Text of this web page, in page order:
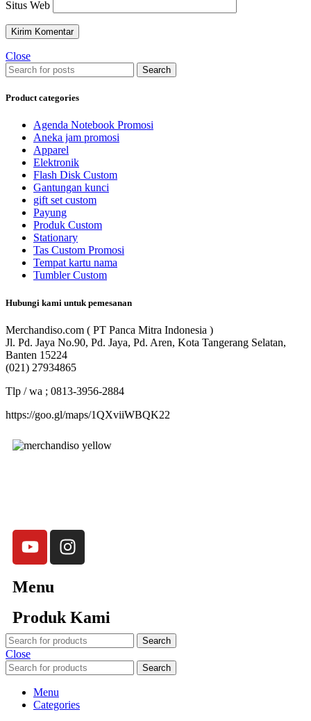
Situs Web
Close
Search
Product categories
Agenda Notebook Promosi
Aneka jam promosi
Apparel
Elektronik
Flash Disk Custom
Gantungan kunci
gift set custom
Payung
Produk Custom
Stationary
Tas Custom Promosi
Tempat kartu nama
Tumbler Custom
Hubungi kami untuk pemesanan
Merchandiso.com ( PT Panca Mitra Indonesia )
Jl. Pd. Jaya No.90, Pd. Jaya, Pd. Aren, Kota Tangerang Selatan,
Banten 15224
(021) 27934865
Tlp / wa ; 0813-3956-2884
https://goo.gl/maps/1QXviiWBQK22
Menu
Produk Kami
Search
Close
Search
Menu
Categories